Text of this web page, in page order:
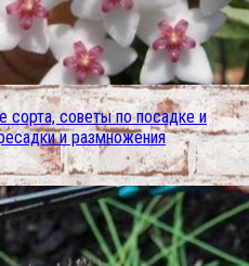
сорта, советы по посадке и
и размножения